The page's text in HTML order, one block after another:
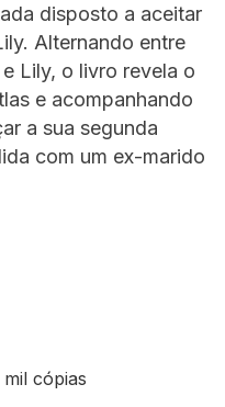
disposto a aceitar
Alternando entre
Lily, o livro revela o
e acompanhando
a sua segunda
com um ex-marido
cópias